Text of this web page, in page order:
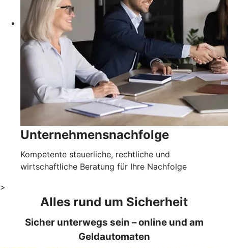
Unternehmensnachfolge
Kompetente steuerliche, rechtliche und
wirtschaftliche Beratung für Ihre Nachfolge
>
Alles rund um Sicherheit
Sicher unterwegs sein – online und am
Geldautomaten